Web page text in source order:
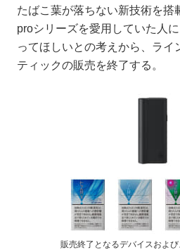
たばこ葉が落ちない新技術を
proシリーズを愛用していた人
ってほしいとの考えから、ラ
ティックの販売を終了する。
販売終了となるデバイスおよ